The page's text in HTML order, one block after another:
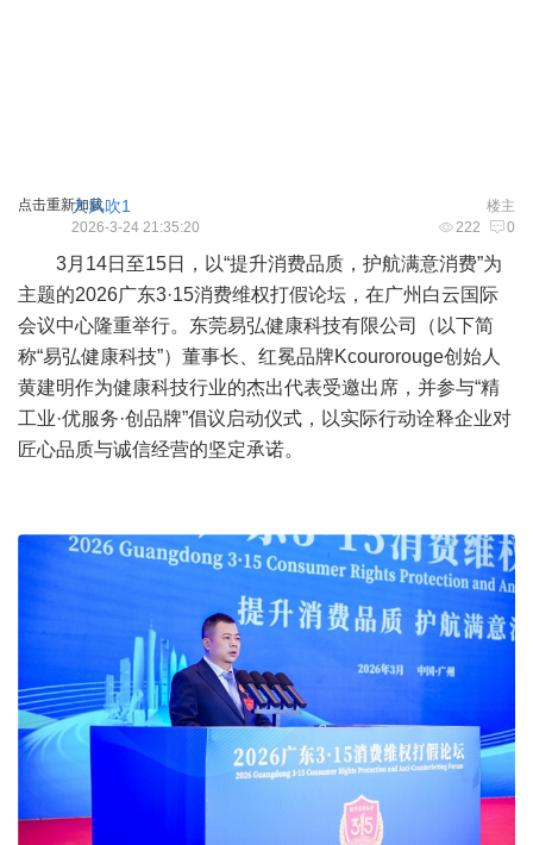
点击重新加载 楼主
大风吹1
222 0
2026-3-24 21:35:20
3月14日至15日，以“提升消费品质，护航满意消费”为
主题的2026广东3·15消费维权打假论坛，在广州白云国际
会议中心隆重举行。东莞易弘健康科技有限公司（以下简
称“易弘健康科技”）董事长、红冕品牌Kcourorouge创始人
黄建明作为健康科技行业的杰出代表受邀出席，并参与“精
工业·优服务·创品牌”倡议启动仪式，以实际行动诠释企业对
匠心品质与诚信经营的坚定承诺。